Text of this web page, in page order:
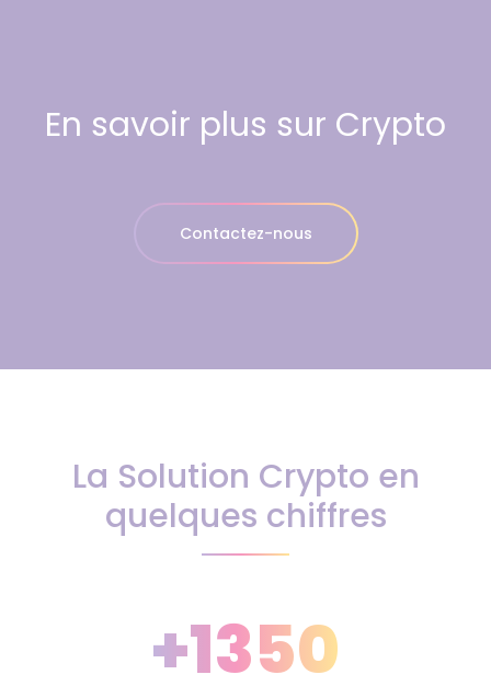
En savoir plus sur Crypto
Contactez-nous
La Solution Crypto en
quelques chiffres
+1350